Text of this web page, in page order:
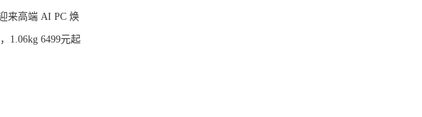
来高端 AI PC 焕
1.06kg 6499元起